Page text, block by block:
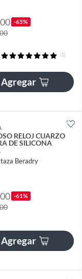
-65%
(1)
Agregar
RELOJ CUARZO
DE SILICONA
Beradry
-61%
Agregar